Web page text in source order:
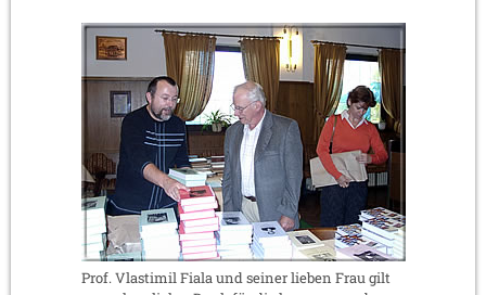
Prof. Vlastimil Fiala und seiner lieben Frau gilt